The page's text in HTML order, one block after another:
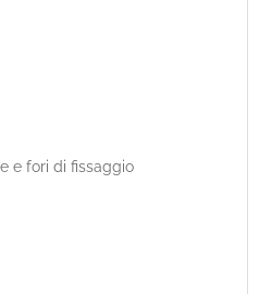
e fori di fissaggio